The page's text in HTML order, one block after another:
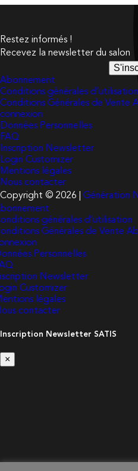
Restez informés !
Recevez la newsletter du salon
Abonnement
Conditions générales d’utilisation
Conditions Générales de Vente
connexion
Données Personnelles
FAQ
Inscription Newsletter
Login Customizer
Mentions légales
Nous contacter
Copyright © 2026 | Génération
générales d’utilisation
Générales de Vente
Personnelles
Newsletter
Customizer
légales
contacter
Inscription Newsletter SATIS
×